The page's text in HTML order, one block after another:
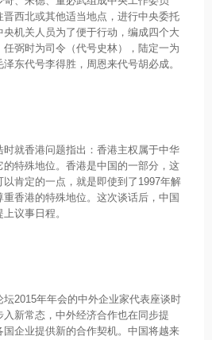
西北或其他适当地点，进行中央委托
机关人员为了便于行动，编成四个大
弼时为司令（代号史林），陆定一为
东代号李得胜，周恩来代号胡必成。
就香港问题指出：香港主权属于中华
的特殊地位。香港是中国的一部分，这
肯定的一点，就是即使到了1997年解
香港的特殊地位。这次谈话后，中国
议事日程。
2015年年会的中外企业家代表座谈时
新常态，中外经济合作也在同步提
企业提供新的合作契机。中国将越来